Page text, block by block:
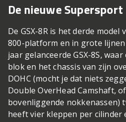
De nieuwe Supersport
De GSX-8R is het derde model
800-platform en in grote
jaar gelanceerde GSX-8S,
blok en het chassis van zijn
DOHC (mocht je dat niets
Double OverHead Camshaft,
bovenliggende nokkenassen)
heeft vier kleppen per cilinder